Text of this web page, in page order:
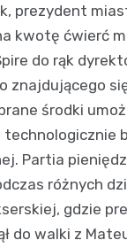
prezydent
kwotę ćwierć
do rąk
znajdującego
środki
Partia
różnych
gdzie
do walki z